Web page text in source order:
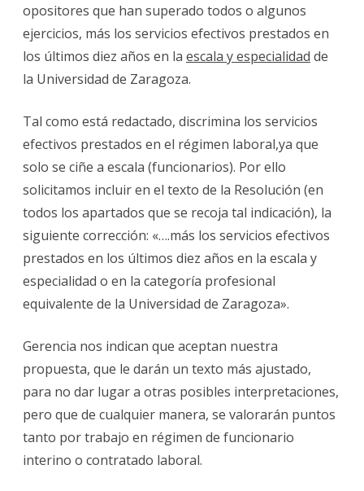
opositores que han superado todos o algunos
ejercicios, más los servicios efectivos prestados en
los últimos diez años en la escala y especialidad de
la Universidad de Zaragoza.
Tal como está redactado, discrimina los servicios
efectivos prestados en el régimen laboral,ya que
solo se ciñe a escala (funcionarios). Por ello
solicitamos incluir en el texto de la Resolución (en
todos los apartados que se recoja tal indicación), la
siguiente corrección: «….más los servicios efectivos
prestados en los últimos diez años en la escala y
especialidad o en la categoría profesional
equivalente de la Universidad de Zaragoza».
Gerencia nos indican que aceptan nuestra
propuesta, que le darán un texto más ajustado,
para no dar lugar a otras posibles interpretaciones,
pero que de cualquier manera, se valorarán puntos
tanto por trabajo en régimen de funcionario
interino o contratado laboral.